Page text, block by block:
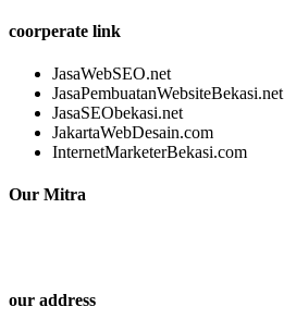
coorperate link
JasaWebSEO.net
JasaPembuatanWebsiteBekasi.net
JasaSEObekasi.net
JakartaWebDesain.com
InternetMarketerBekasi.com
Our Mitra
our address